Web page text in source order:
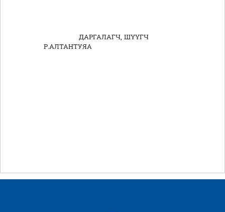
ДАРГАЛАГЧ, ШҮҮГЧ
Р.АЛТАНТУЯА